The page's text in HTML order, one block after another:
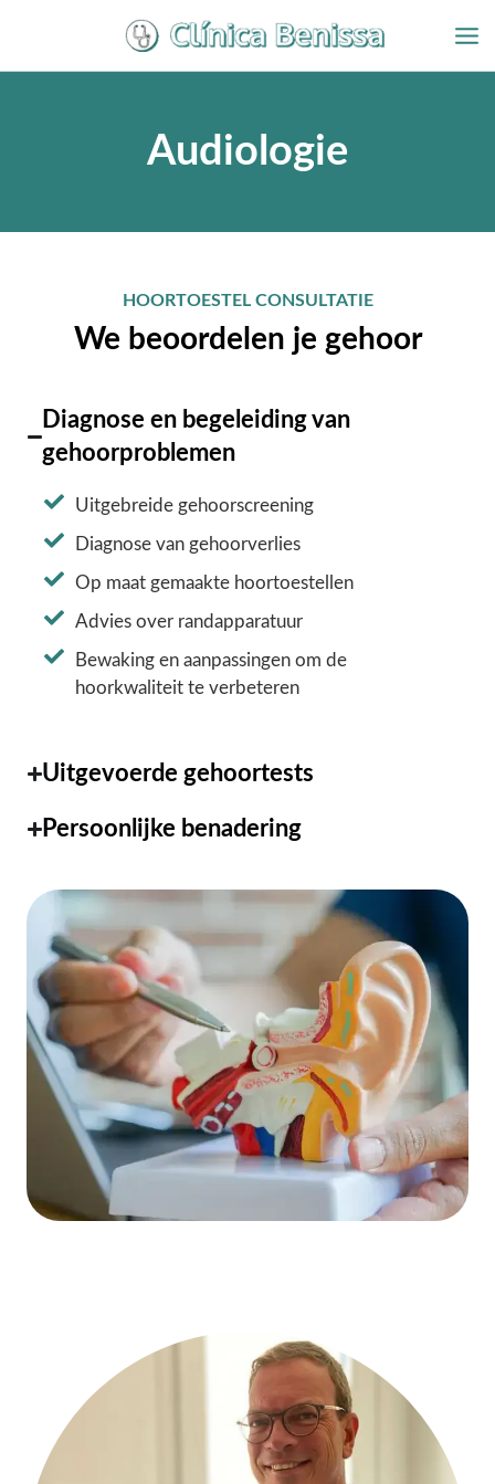
inhoud
Audiologie
HOORTOESTEL CONSULTATIE
We beoordelen je gehoor
Diagnose en begeleiding van
gehoorproblemen
Uitgebreide gehoorscreening
Diagnose van gehoorverlies
Op maat gemaakte hoortoestellen
Advies over randapparatuur
Bewaking en aanpassingen om de
hoorkwaliteit te verbeteren
Uitgevoerde gehoortests
Persoonlijke benadering